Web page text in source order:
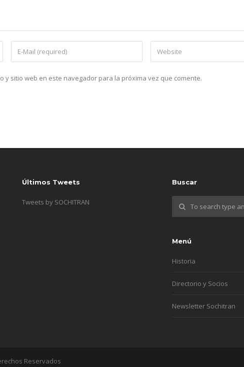
y sitio web en este navegador para la próxima vez que comente.
Últimos Tweets
Tweets by SOCHITRAN
Buscar
Menú
Historia
Directorio y Socios
Newsletter Sochitran
Reservados